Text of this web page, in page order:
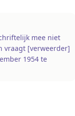
mee niet
vraagt [verweerder]
1954 te